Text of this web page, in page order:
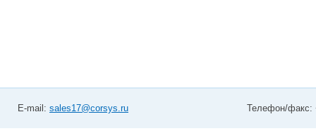
E-mail: sales17@corsys.ru Телефон/факс: